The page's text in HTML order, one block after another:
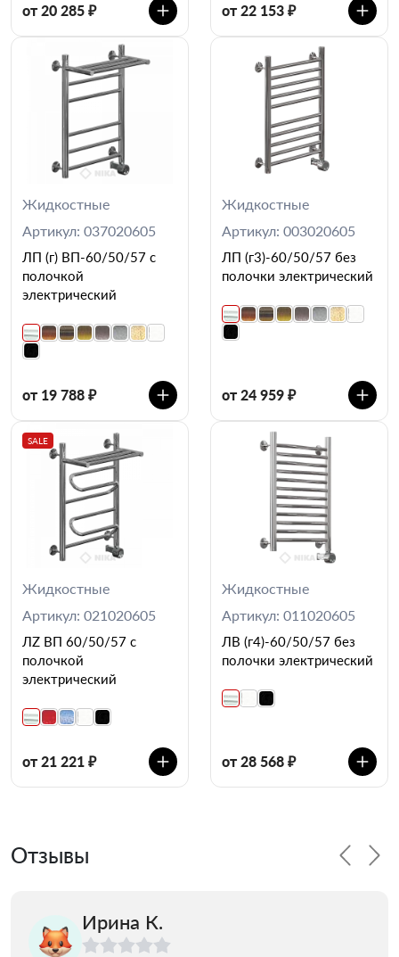
от 20 285 ₽ от 22 153 ₽
Жидкостные
Артикул: 037020605
ЛП (г) ВП-60/50/57 с
полочкой
электрический
от 19 788 ₽
Жидкостные
Артикул: 003020605
ЛП (г3)-60/50/57 без
полочки электрический
от 24 959 ₽
SALE
Жидкостные
Артикул: 021020605
ЛZ ВП 60/50/57 с
полочкой
электрический
от 21 221 ₽
Жидкостные
Артикул: 011020605
ЛВ (г4)-60/50/57 без
полочки электрический
от 28 568 ₽
Отзывы
Ирина К.